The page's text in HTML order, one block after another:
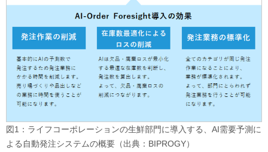
図1：ライフコーポレーションの生鮮部門に導入する、AI需要予測に
よる自動発注システムの概要（出典：BIPROGY）